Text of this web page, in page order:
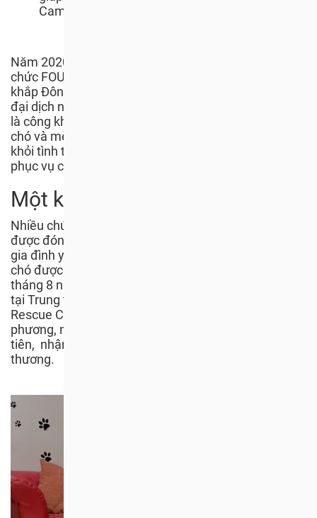
Campuchia.
Năm 2020 mang đến nhiều thách thức, nhưng tổ
chức FOUR PAWS và các đối tác của chúng tôi trên
khắp Đông Nam Á luôn nỗ lực hết mình. Không một
đại dịch nào có thể ngăn cản sứ mệnh của chúng tôi
là công khai sự tàn ác của hoạt động buôn bán thịt
chó và mèo, giải cứu động vật và bảo vệ các gia đình
khỏi tình trạng thú cưng yêu quý bị bắt trộm nhằm
phục vụ cho nạn buôn bán này.
Một khởi đầu mới
Nhiều chú chó mà chúng tôi giải cứu khỏi lò mổ đã
được đón đến những ngôi nhà mới, sống với những
gia đình yêu thương. Một trong số đó là Apollo, chú
chó được giải cứu từ một lò mổ tại Campuchia vào
tháng 8 năm 2020. Trong khi đang phục hồi sức khỏe
tại Trung tâm Cứu trợ Động Vật Campuchia (Animal
Rescue Campuchia), Apollo được một gia đình địa
phương, những người đã yêu nó ngay từ cái nhìn đầu
tiên, nhận nuôi và cho nó một mái ấm ngập tràn yêu
thương.